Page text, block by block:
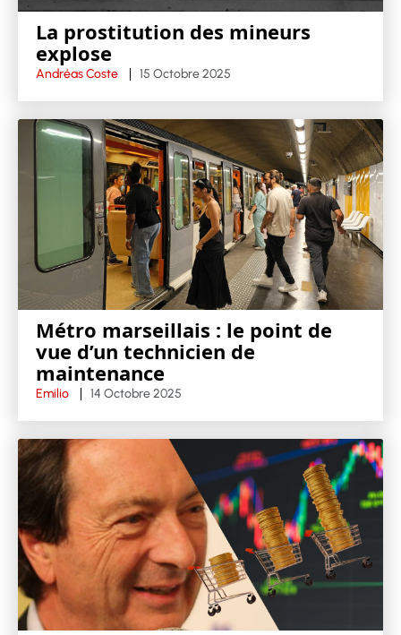
La prostitution des mineurs
explose
Andréas Coste 15 Octobre 2025
Métro marseillais : le point de
vue d’un technicien de
maintenance
Emilio 14 Octobre 2025